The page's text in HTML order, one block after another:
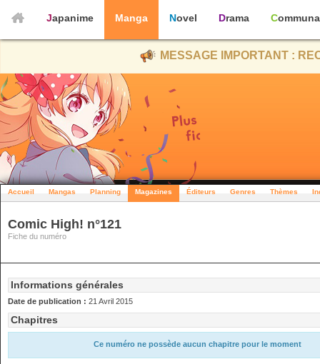
Japanime Manga Novel Drama
MESSAGE IMPORTANT :
Accueil Mangas Planning Magazines Éditeurs Genres Thèmes
Comic High! n°121
Fiche du numéro
Informations générales
Date de publication : 21 Avril 2015
Chapitres
Ce numéro ne possède aucun chapitre pour le moment